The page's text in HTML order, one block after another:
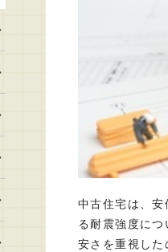
中古住宅は、安
る耐震強度につ
安さを重視し